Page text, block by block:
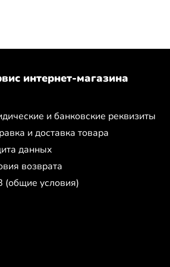
интернет-магазина
и банковские реквизиты
и доставка товара
данных
возврата
(общие условия)